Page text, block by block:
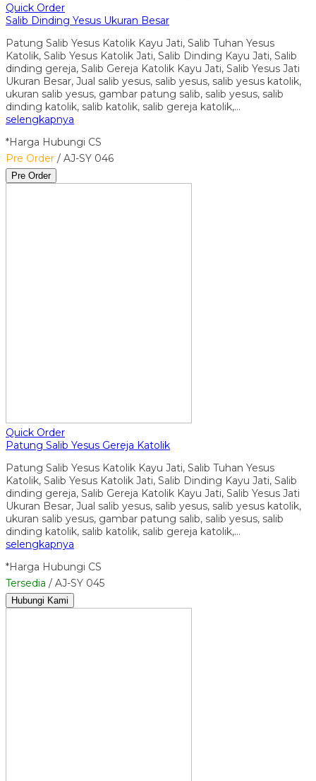
Quick Order
Salib Dinding Yesus Ukuran Besar
Patung Salib Yesus Katolik Kayu Jati, Salib Tuhan Yesus
Katolik, Salib Yesus Katolik Jati, Salib Dinding Kayu Jati, Salib
dinding gereja, Salib Gereja Katolik Kayu Jati, Salib Yesus Jati
Ukuran Besar, Jual salib yesus, salib yesus, salib yesus katolik,
ukuran salib yesus, gambar patung salib, salib yesus, salib
dinding katolik, salib katolik, salib gereja katolik,…
selengkapnya
*Harga Hubungi CS
Pre Order / AJ-SY 046
Pre Order
Quick Order
Patung Salib Yesus Gereja Katolik
Patung Salib Yesus Katolik Kayu Jati, Salib Tuhan Yesus
Katolik, Salib Yesus Katolik Jati, Salib Dinding Kayu Jati, Salib
dinding gereja, Salib Gereja Katolik Kayu Jati, Salib Yesus Jati
Ukuran Besar, Jual salib yesus, salib yesus, salib yesus katolik,
ukuran salib yesus, gambar patung salib, salib yesus, salib
dinding katolik, salib katolik, salib gereja katolik,…
selengkapnya
*Harga Hubungi CS
Tersedia / AJ-SY 045
Hubungi Kami